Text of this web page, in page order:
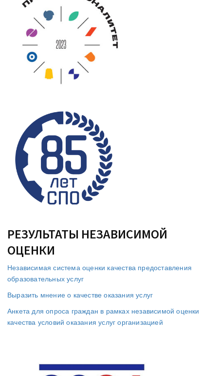
РЕЗУЛЬТАТЫ НЕЗАВИСИМОЙ
ОЦЕНКИ
Независимая система оценки качества предоставления
образовательных услуг
Выразить мнение о качестве оказания услуг
Анкета для опроса граждан в рамках независимой оценки
качества условий оказания услуг организацией